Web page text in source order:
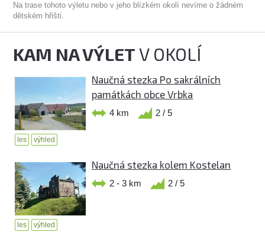
Na trase tohoto výletu nebo v jeho blízkém okolí nevíme o žádném
dětském hřišti.
KAM NA VÝLETV OKOLÍ
Naučná stezka Po sakrálních
památkách obce Vrbka
4 km 2 / 5
les výhled
Naučná stezka kolem Kostelan
2 - 3 km 2 / 5
les výhled